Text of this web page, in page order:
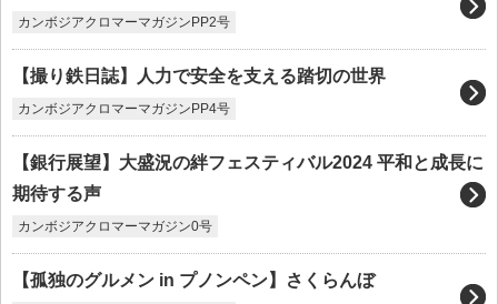
カンボジアクロマーマガジンPP2号
【撮り鉄日誌】人力で安全を支える踏切の世界
カンボジアクロマーマガジンPP4号
【銀行展望】大盛況の絆フェスティバル2024 平和と成長に
期待する声
カンボジアクロマーマガジン0号
【孤独のグルメン in プノンペン】さくらんぼ